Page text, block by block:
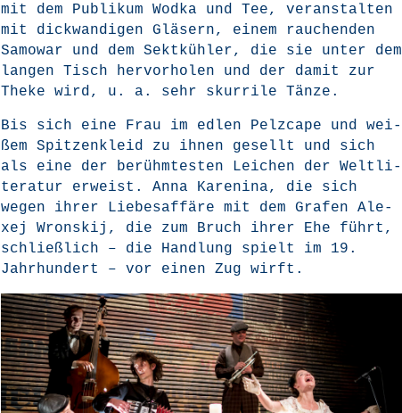
mit dem Publi­kum Wod­ka und Tee, ver­an­stal­ten
mit dick­wan­di­gen Glä­sern, einem rau­chen­den
Samo­war und dem Sekt­küh­ler, die sie unter dem
lan­gen Tisch her­vor­ho­len und der damit zur
The­ke wird, u. a. sehr skur­ri­le Tänze.
Bis sich eine Frau im edlen Pelz­cape und wei­
ßem Spit­zen­kleid zu ihnen gesellt und sich
als eine der berühm­tes­ten Lei­chen der Welt­li­
te­ra­tur erweist. Anna Kare­ni­na, die sich
wegen ihrer Lie­bes­af­fä­re mit dem Gra­fen Ale­
xej Wronskij, die zum Bruch ihrer Ehe führt,
schließ­lich – die Hand­lung spielt im 19.
Jahr­hun­dert – vor einen Zug wirft.